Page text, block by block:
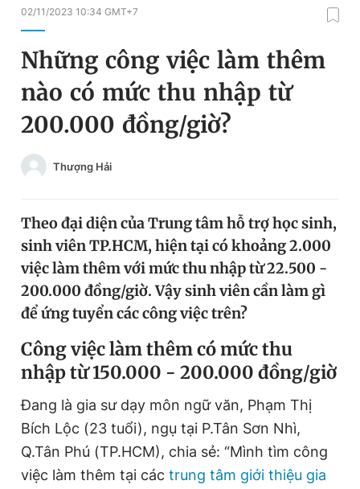
Chuyên mục
Chuyên mục khác
Chào ngày mới
Video Magazine
Sản phẩm khác
Tiện ích Bạn cần biết
Thông tin tòa soạn Liên hệ quảng cáo
Đổi mật khẩu
Tin đã lưu
02/11/2023 10:34 GMT+7
Những công việc làm thêm
nào có mức thu nhập từ
200.000 đồng/giờ?
Thượng Hải
Theo đại diện của Trung tâm hỗ trợ học sinh,
sinh viên TP.HCM, hiện tại có khoảng 2.000
việc làm thêm với mức thu nhập từ 22.500 -
200.000 đồng/giờ. Vậy sinh viên cần làm gì
để ứng tuyển các công việc trên?
Công việc làm thêm có mức thu
nhập từ 150.000 - 200.000 đồng/giờ
Đang là gia sư dạy môn ngữ văn, Phạm Thị
Bích Lộc (23 tuổi), ngụ tại P.Tân Sơn Nhì,
Q.Tân Phú (TP.HCM), chia sẻ: “Mình tìm công
việc làm thêm tại các trung tâm giới thiệu gia